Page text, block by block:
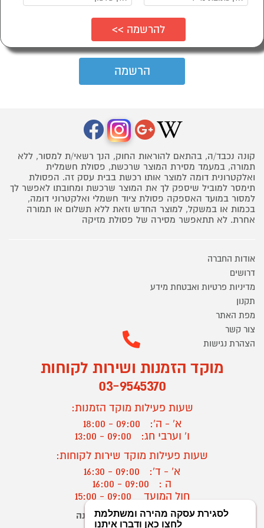
קונה נכבד/ה, בהתאם להוראות החוק, הנך רשאי/ת למסור, ללא
תמורה, במעמד מסירת המוצר שרכשת, פסולת חשמלית
ואלקטרונית דומה למוצר אותו רכשת בבית עסק זה. הפסולת
תימסר למוביל שיספק לך את המוצר שרכשת ומחובתו לאפשר לך
למסור במועד האספקה פסולת ציוד חשמלי ואלקטרוני דומה,
בכמות או במשקל, למוצר החדש וזאת ללא תשלום או תמורה
אחרת. לא תתאפשר מסירה של פסולת מזיקה
אודות החברה
דרושים
מדיניות פרטיות ואבטחת מידע
תקנון
מפת האתר
צור קשר
הצהרת נגישות
מוקד הזמנות ושירות לקוחות
03-9545370
שעות פעילות מוקד הזמנות:
א' - ה':
09:00 - 18:00
ו' וערבי חג:
09:00 - 13:00
שעות פעילות מוקד שירות לקוחות:
א' - ד':
09:00 - 16:30
ה :
09:00 - 16:00
חול המועד
? יצירת קשר/ביטול הזמנה